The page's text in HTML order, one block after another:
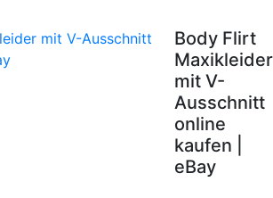
Body Flirt
Maxikleider
mit V-
Ausschnitt
online
kaufen |
eBay